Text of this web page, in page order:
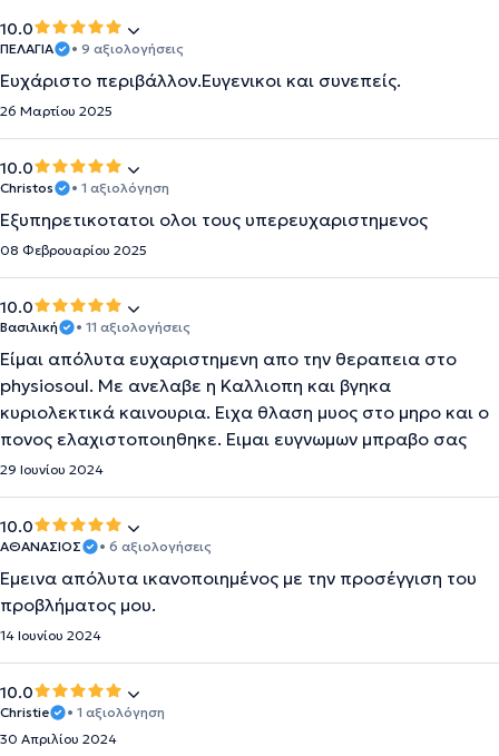
10.0
ΠΕΛΑΓΙΑ • 9 αξιολογήσεις
Ευχάριστο περιβάλλον.Ευγενικοι και συνεπείς.
26 Μαρτίου 2025
10.0
Christos • 1 αξιολόγηση
Εξυπηρετικοτατοι ολοι τους υπερευχαριστημενος
08 Φεβρουαρίου 2025
10.0
Βασιλική • 11 αξιολογήσεις
Είμαι απόλυτα ευχαριστημενη απο την θεραπεια στο
physiosoul. Με ανελαβε η Καλλιοπη και βγηκα
κυριολεκτικά καινουρια. Ειχα θλαση μυος στο μηρο και ο
πονος ελαχιστοποιηθηκε. Ειμαι ευγνωμων μπραβο σας
29 Ιουνίου 2024
10.0
ΑΘΑΝΑΣΙΟΣ • 6 αξιολογήσεις
Έμεινα απόλυτα ικανοποιημένος με την προσέγγιση του
προβλήματος μου.
14 Ιουνίου 2024
10.0
Christie
• 1 αξιολόγηση
30 Απριλίου 2024